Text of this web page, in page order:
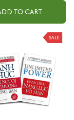
TO CART
SALE